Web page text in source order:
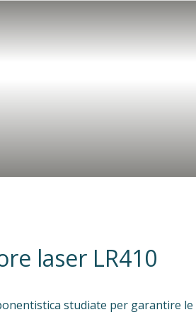
laser LR410
studiate per garantire le